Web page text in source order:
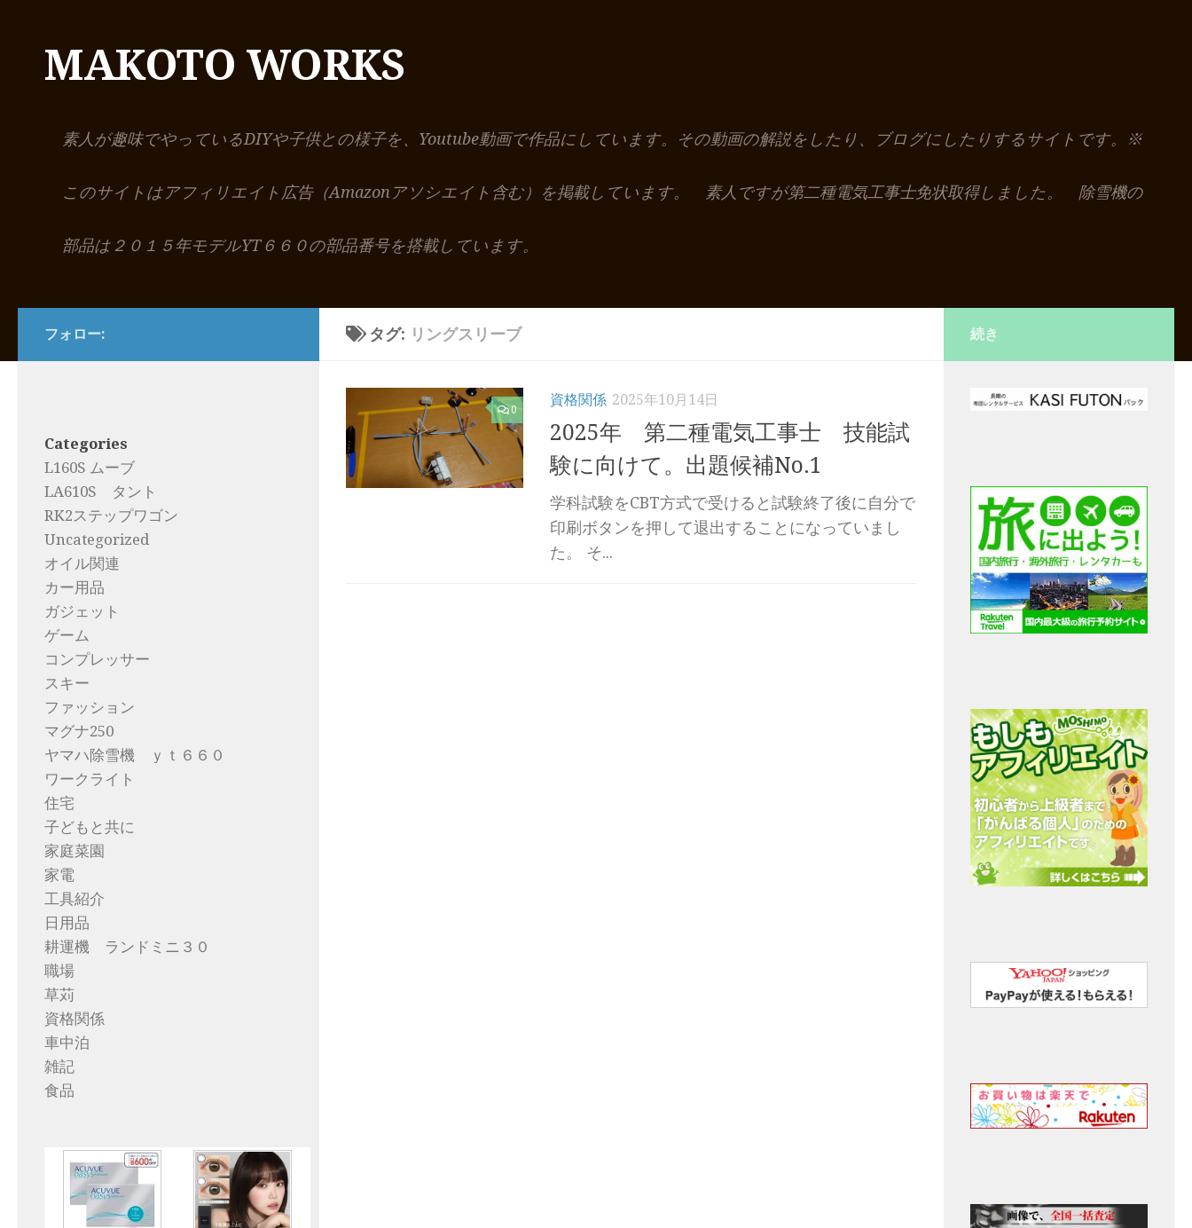
MAKOTO WORKS
素人が趣味でやっているDIYや子供との様子を、Youtube動画で作品にしています。その動画の解説をしたり、ブログにしたりするサイトです。※
このサイトはアフィリエイト広告（Amazonアソシエイト含む）を掲載しています。 素人ですが第二種電気工事士免状取得しました。 除雪機の
部品は２０１５年モデルYT６６０の部品番号を搭載しています。
タグ: リングスリーブ
0
資格関係 2025年10月14日
2025年 第二種電気工事士 技能試
験に向けて。出題候補No.1
学科試験をCBT方式で受けると試験終了後に自分で
印刷ボタンを押して退出することになっていまし
た。 そ...
フォロー:
Categories
L160S ムーブ
LA610S タント
RK2ステップワゴン
Uncategorized
オイル関連
カー用品
ガジェット
ゲーム
コンプレッサー
スキー
ファッション
マグナ250
ヤマハ除雪機 ｙｔ６６０
ワークライト
住宅
子どもと共に
家庭菜園
家電
工具紹介
日用品
耕運機 ランドミニ３０
職場
草苅
資格関係
車中泊
雑記
食品
続き